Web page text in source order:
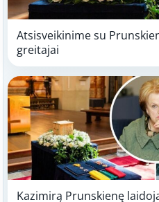
Atsisveikinime su
greitajai
Kazimirą Prunskienę